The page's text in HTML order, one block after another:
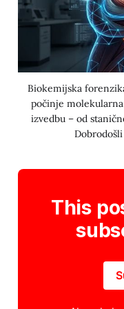
Biokemijska
počinje
izvedbu – od
This